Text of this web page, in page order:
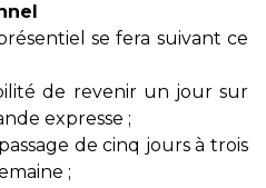
se fera suivant ce
de revenir un jour sur
expresse ;
de cinq jours à trois
;